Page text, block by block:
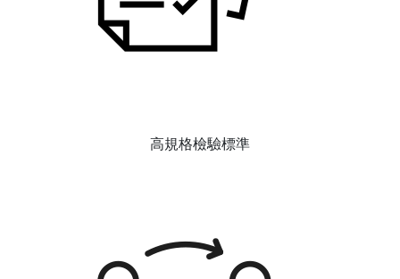
高規格檢驗標準